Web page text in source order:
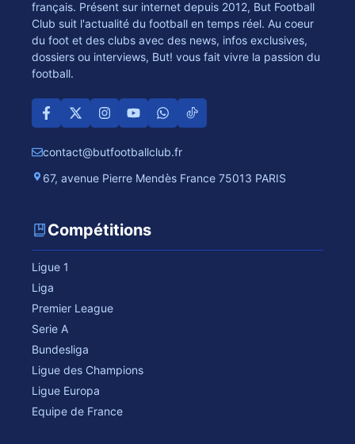
français. Présent sur internet depuis 2012, But Football
Club suit l'actualité du football en temps réel. Au coeur
du foot et des clubs avec des news, infos exclusives,
dossiers ou interviews, But! vous fait vivre la passion du
football.
contact@butfootballclub.fr
67, avenue Pierre Mendès France 75013 PARIS
Compétitions
Ligue 1
Liga
Premier League
Serie A
Bundesliga
Ligue des Champions
Ligue Europa
Equipe de France